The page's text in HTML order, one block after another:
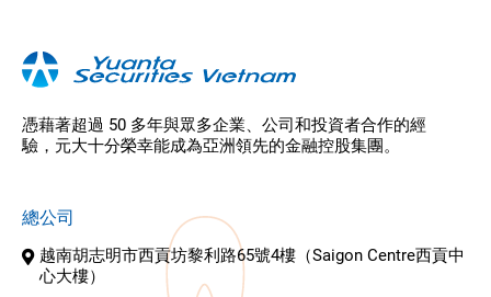
憑藉著超過 50 多年與眾多企業、公司和投資者合作的經
驗，元大十分榮幸能成為亞洲領先的金融控股集團。
總公司
越南胡志明市西貢坊黎利路65號4樓（Saigon Centre西貢中
心大樓）